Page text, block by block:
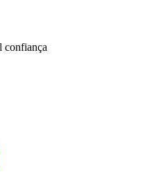
confiança